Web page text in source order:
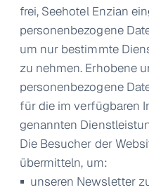
frei, Seehotel Enzian
personenbezogene
um nur bestimmte
zu nehmen. Erhobene
personenbezogene
für die im verfügbaren
genannten
Die Besucher der
übermitteln, um:
unseren Newsletter